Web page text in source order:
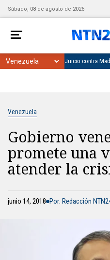
Sábado, 08 de agosto de 2026
Juicio contra
Venezuela
Gobierno
promete una
atender la
junio 14, 2018 Por: Redacción